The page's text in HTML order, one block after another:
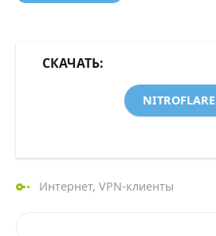
СКАЧАТЬ:
NITROFLARE
Интернет, VPN-клиенты